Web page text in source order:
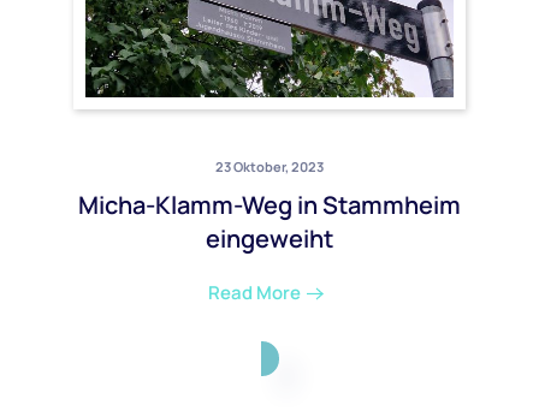
23 Oktober, 2023
Micha-Klamm-Weg in Stammheim
eingeweiht
Read More